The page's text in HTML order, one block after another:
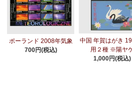
ポーランド 2008年気象
700円(税込)
中国 年賀はがき
用２種 ※陽ヤ
1,000円(税込)